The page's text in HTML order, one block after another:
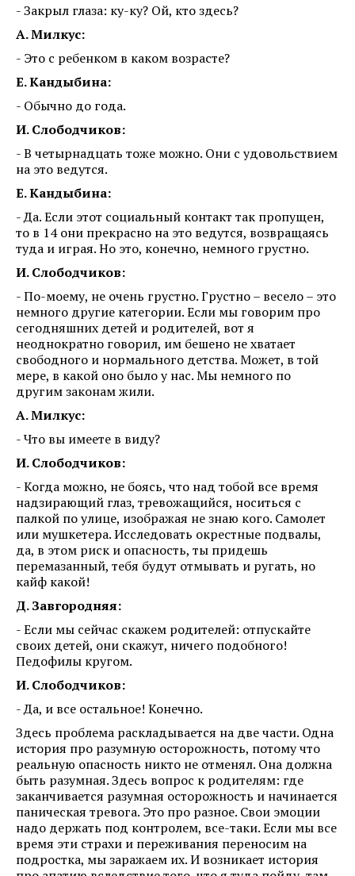
- Закрыл глаза: ку-ку? Ой, кто здесь?
А. Милкус:
- Это с ребенком в каком возрасте?
Е. Кандыбина:
- Обычно до года.
И. Слободчиков:
- В четырнадцать тоже можно. Они с удовольствием
на это ведутся.
Е. Кандыбина:
- Да. Если этот социальный контакт так пропущен,
то в 14 они прекрасно на это ведутся, возвращаясь
туда и играя. Но это, конечно, немного грустно.
И. Слободчиков:
- По-моему, не очень грустно. Грустно – весело – это
немного другие категории. Если мы говорим про
сегодняшних детей и родителей, вот я
неоднократно говорил, им бешено не хватает
свободного и нормального детства. Может, в той
мере, в какой оно было у нас. Мы немного по
другим законам жили.
А. Милкус:
- Что вы имеете в виду?
И. Слободчиков:
- Когда можно, не боясь, что над тобой все время
надзирающий глаз, тревожащийся, носиться с
палкой по улице, изображая не знаю кого. Самолет
или мушкетера. Исследовать окрестные подвалы,
да, в этом риск и опасность, ты придешь
перемазанный, тебя будут отмывать и ругать, но
кайф какой!
Д. Завгородняя:
- Если мы сейчас скажем родителей: отпускайте
своих детей, они скажут, ничего подобного!
Педофилы кругом.
И. Слободчиков:
- Да, и все остальное! Конечно.
Здесь проблема раскладывается на две части. Одна
история про разумную осторожность, потому что
реальную опасность никто не отменял. Она должна
быть разумная. Здесь вопрос к родителям: где
заканчивается разумная осторожность и начинается
паническая тревога. Это про разное. Свои эмоции
надо держать под контролем, все-таки. Если мы все
время эти страхи и переживания переносим на
подростка, мы заражаем их. И возникает история